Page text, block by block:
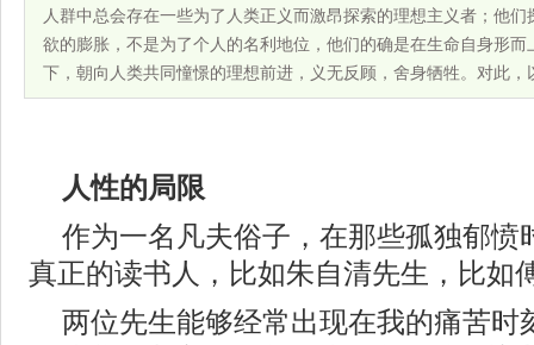
人群中总会存在一些为了人类正义而激昂探索的理想主义者；他
欲的膨胀，不是为了个人的名利地位，他们的确是在生命自身形
下，朝向人类共同憧憬的理想前进，义无反顾，舍身牺牲。对此，
人性的局限
作为一名凡夫俗子，在那些孤独郁愤
真正的读书人，比如朱自清先生，比如
两位先生能够经常出现在我的痛苦时